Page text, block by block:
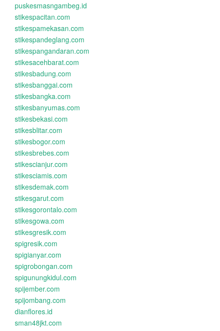
puskesmasngambeg.id
stikespacitan.com
stikespamekasan.com
stikespandeglang.com
stikespangandaran.com
stikesacehbarat.com
stikesbadung.com
stikesbanggai.com
stikesbangka.com
stikesbanyumas.com
stikesbekasi.com
stikesblitar.com
stikesbogor.com
stikesbrebes.com
stikescianjur.com
stikesciamis.com
stikesdemak.com
stikesgarut.com
stikesgorontalo.com
stikesgowa.com
stikesgresik.com
spigresik.com
spigianyar.com
spigrobongan.com
spigunungkidul.com
spijember.com
spijombang.com
dianflores.id
sman48jkt.com